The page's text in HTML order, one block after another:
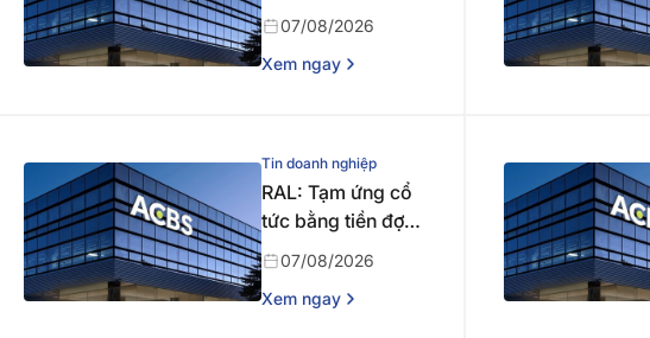
bất thường năm
2026 lần thứ nhất
07/08/2026
Xem ngay
Tin doanh nghiệp
RAL: Tạm ứng cổ
tức bằng tiền đợt 1
năm 2026
07/08/2026
Xem ngay